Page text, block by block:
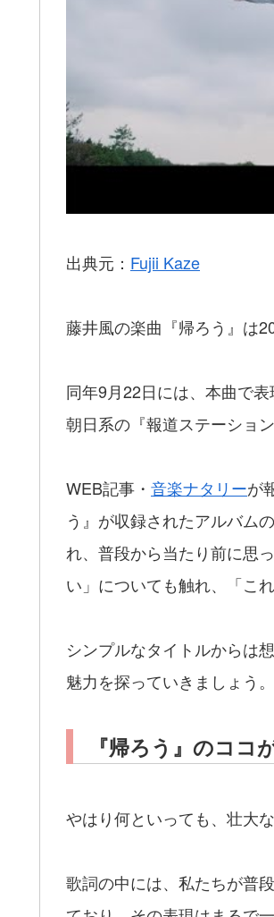
出典元： Fujii Kaze
藤井風の楽曲『帰ろう』は
同年9月22日には、本曲で
朝日系の 『報道ステーション
WEB記事・ 音楽ナタリーが
う』が収録されたアルバム
れ、普段から当たり前に思
い」についても触れ、「こ
シンプルなタイトルからは
魅力を探っていきましょう。
『帰ろう』のコ
やはり何といっても、壮大
歌詞の中には、私たちが普